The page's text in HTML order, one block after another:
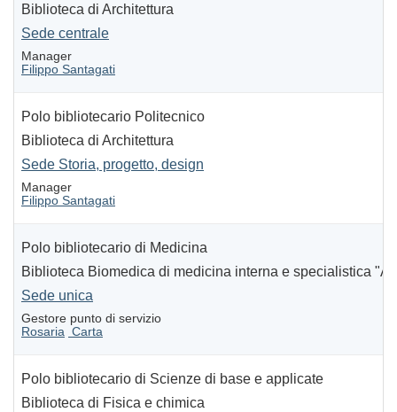
Biblioteca di Architettura
Sede centrale
Manager
Filippo Santagati
Polo bibliotecario Politecnico
Biblioteca di Architettura
Sede Storia, progetto, design
Manager
Filippo Santagati
Polo bibliotecario di Medicina
Biblioteca Biomedica di medicina interna e specialistica
Sede unica
Gestore punto di servizio
Rosaria Carta
Polo bibliotecario di Scienze di base e applicate
Biblioteca di Fisica e chimica